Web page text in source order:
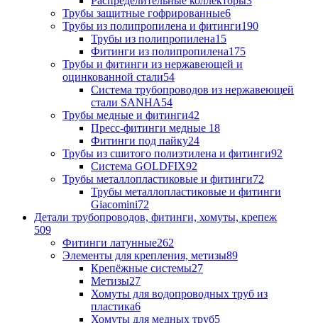
Трубы защитные гофрированные6
Трубы из полипропилена и фитинги190
Трубы из полипропилена15
Фитинги из полипропилена175
Трубы и фитинги из нержавеющей и
оцинкованной стали54
Система трубопроводов из нержавеющей
стали SANHA54
Трубы медные и фитинги42
Пресс-фитинги медные 18
Фитинги под пайку24
Трубы из сшитого полиэтилена и фитинги92
Система GOLDFIX92
Трубы металлопластиковые и фитинги72
Трубы металлопластиковые и фитинги
Giacomini72
Детали трубопроводов, фитинги, хомуты, крепеж
509
Фитинги латунные262
Элементы для крепления, метизы89
Крепёжные системы27
Метизы27
Хомуты для водопроводных труб из
пластика6
Хомуты для медных труб5